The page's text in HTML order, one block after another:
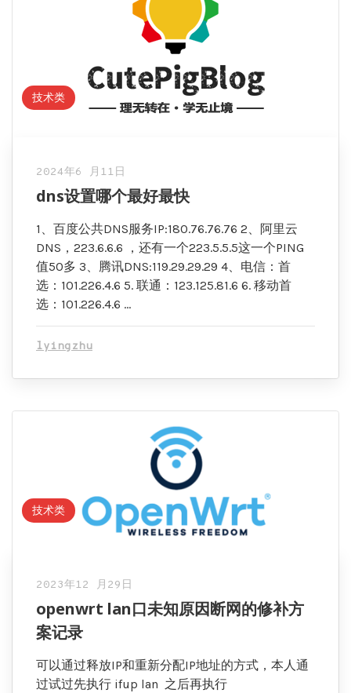
技术类
2024年6 月11日
dns设置哪个最好最快
1、百度公共DNS服务IP:180.76.76.76 2、阿里云
DNS，223.6.6.6 ，还有一个223.5.5.5这一个PING
值50多 3、腾讯DNS:119.29.29.29 4、电信：首
选：101.226.4.6 5. 联通：123.125.81.6 6. 移动首
选：101.226.4.6 …
lyingzhu
技术类
2023年12 月29日
openwrt lan口未知原因断网的修补方
案记录
可以通过释放IP和重新分配IP地址的方式，本人通
过试过先执行 ifup lan 之后再执行